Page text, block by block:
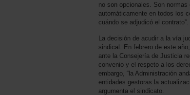
no son opcionales. Son
automáticamente en todos los
cuándo se adjudicó el contrato”.
La decisión de acudir a la vía
sindical. En febrero de este
ante la Consejería de Justicia
convenio y el respeto a los
embargo, “la Administración
entidades gestoras la
argumenta el sindicato.